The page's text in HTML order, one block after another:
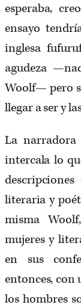
esperaba,
ensayo
inglesa
agudeza
Woolf— pero
llegar a ser y
La
intercala lo
literaria y
misma
mujeres y
en sus
entonces, con
los hombres